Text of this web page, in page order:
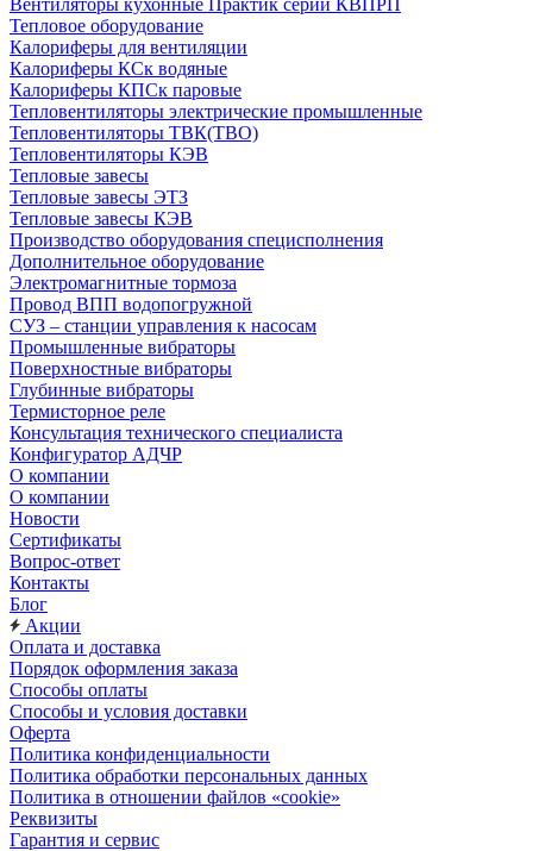
Вентиляторы кухонные Практик серии КВПРП
Тепловое оборудование
Калориферы для вентиляции
Калориферы КСк водяные
Калориферы КПСк паровые
Тепловентиляторы электрические промышленные
Тепловентиляторы ТВК(ТВО)
Тепловентиляторы КЭВ
Тепловые завесы
Тепловые завесы ЭТЗ
Тепловые завесы КЭВ
Производство оборудования специсполнения
Дополнительное оборудование
Электромагнитные тормоза
Провод ВПП водопогружной
СУЗ – станции управления к насосам
Промышленные вибраторы
Поверхностные вибраторы
Глубинные вибраторы
Термисторное реле
Консультация технического специалиста
Конфигуратор АДЧР
О компании
О компании
Новости
Сертификаты
Вопрос-ответ
Контакты
Блог
Акции
Оплата и доставка
Порядок оформления заказа
Способы оплаты
Способы и условия доставки
Оферта
Политика конфиденциальности
Политика обработки персональных данных
Политика в отношении файлов «cookie»
Реквизиты
Гарантия и сервис